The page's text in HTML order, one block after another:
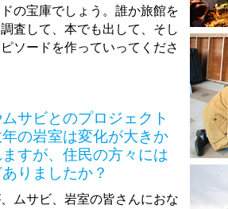
の宝庫でしょう。誰か旅館を
査して、本でも出して、そし
ソードを作っていってくださ
サビとのプロジェクト
の岩室は変化が大きか
すが、住民の方々には
りましたか？
ムサビ、岩室の皆さんにおな